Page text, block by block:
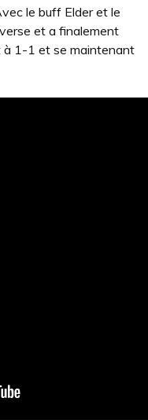
le buff Elder et le
et a finalement
à 1-1 et se maintenant